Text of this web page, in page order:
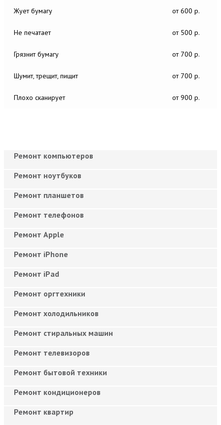
Жует бумагу от 600 р.
Не печатает от 500 р.
Грязнит бумагу от 700 р.
Шумит, трещит, пищит от 700 р.
Плохо сканирует от 900 р.
Ремонт компьютеров
Ремонт ноутбуков
Ремонт планшетов
Ремонт телефонов
Ремонт Apple
Ремонт iPhone
Ремонт iPad
Ремонт оргтехники
Ремонт холодильников
Ремонт стиральных машин
Ремонт телевизоров
Ремонт бытовой техники
Ремонт кондиционеров
Ремонт квартир